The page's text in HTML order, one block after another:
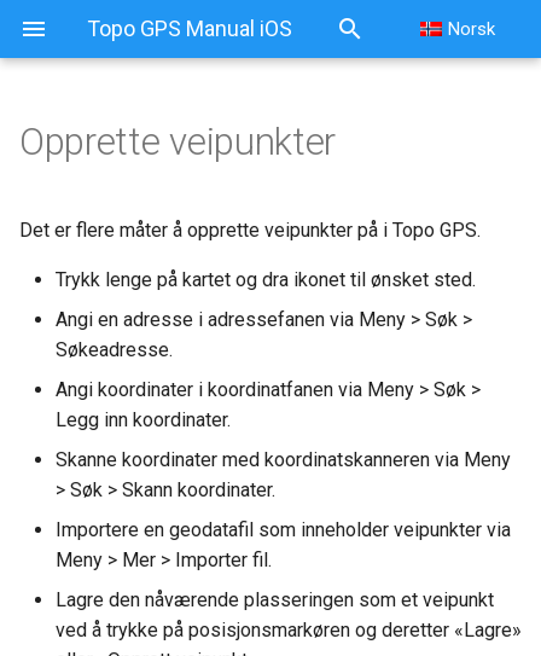
Topo GPS Manual iOS Norsk
Opprette veipunkter
Opprette veipunkter på
Automatiske tittelforslag
opprettet veipunkt
Planlegge en rute til et
opprettet veipunkt
Opprette veipunkter
Det er flere måter å opprette veipunkter på i Topo GPS.
Trykk lenge på kartet og dra ikonet til ønsket sted.
Angi en adresse i adressefanen via Meny > Søk >
Søkeadresse.
Angi koordinater i koordinatfanen via Meny > Søk >
Legg inn koordinater.
Skanne koordinater med koordinatskanneren via Meny
> Søk > Skann koordinater.
Importere en geodatafil som inneholder veipunkter via
Meny > Mer > Importer fil.
Lagre den nåværende plasseringen som et veipunkt
ved å trykke på posisjonsmarkøren og deretter «Lagre»